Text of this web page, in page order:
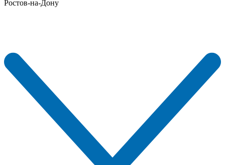
Ростов-на-Дону